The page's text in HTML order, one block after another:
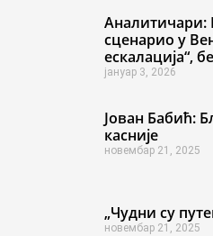
Аналитичари:
сценарио у
ескалација“,
јануар 3, 2026
Јован Бабић:
касније
новембар 21, 2025
„Чудни су
новембар 21, 2025